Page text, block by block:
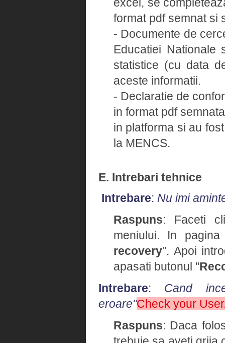
format pdf semnat si
- Documente de
Educatiei Nationale
statistice (cu data
aceste informatii.
- Declaratie de
in format pdf
in platforma si au
la MENCS.
E. Intrebari tehnice
Intrebare: Nu imi
Raspuns: Faceti
meniului. In
recovery". Apoi
apasati butonul "
Intrebare: Cand
eroare"Check your
Raspuns: Daca